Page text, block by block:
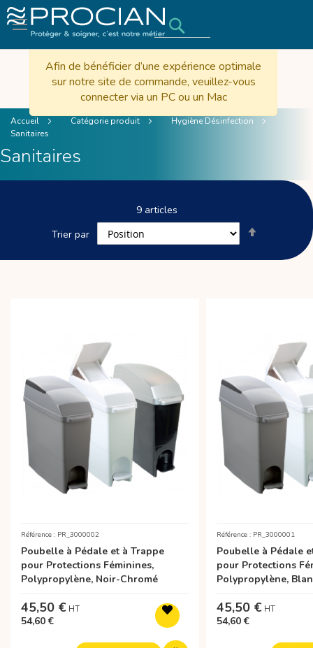
Afin de bénéficier d’une expérience optimale
sur notre site de commande, veuillez-vous
connecter via un PC ou un Mac
Accueil Catégorie produit
Hygiène Désinfection
Sanitaires
Sanitaires
9articles
Trier par
décroissant
Référence : PR_3000002
Poubelle à Pédale et à Trappe
pour Protections Féminines,
Polypropylène, Noir-Chromé
45,50 €
54,60 €
Référence : PR_3000001
Poubelle à Pédale
pour Protections
Polypropylène,
45,50 €
54,60 €